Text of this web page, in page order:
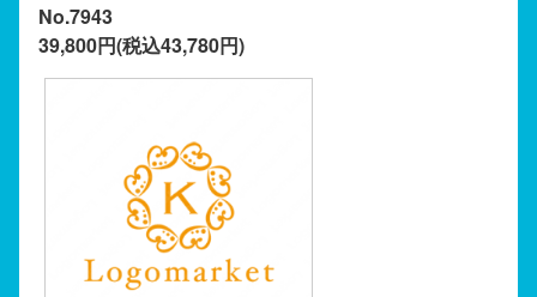
No.7943
39,800円(税込43,780円)